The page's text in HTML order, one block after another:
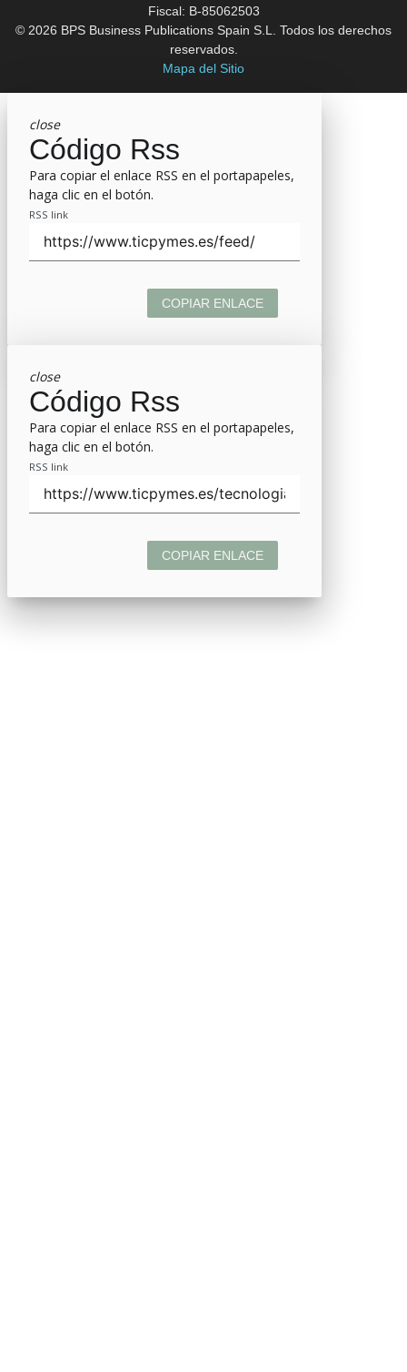
Fiscal: B-85062503
© 2026 BPS Business Publications Spain S.L. Todos los derechos
reservados.
Mapa del Sitio
close
Código Rss
Para copiar el enlace RSS en el portapapeles,
haga clic en el botón.
RSS link
COPIAR ENLACE
close
Código Rss
Para copiar el enlace RSS en el portapapeles,
haga clic en el botón.
RSS link
COPIAR ENLACE